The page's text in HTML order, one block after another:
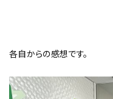
各自からの感想です。